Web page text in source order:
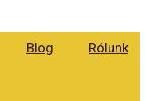
Blog
Rólunk